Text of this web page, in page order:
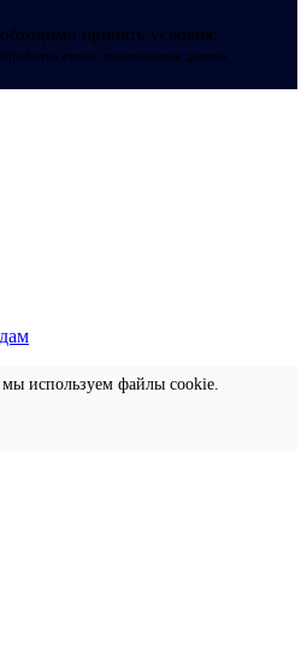
принять условия:
обработки своих персональных данных
используем файлы cookie.